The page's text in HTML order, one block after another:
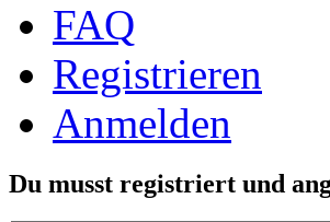
FAQ
Registrieren
Anmelden
Du musst registriert und